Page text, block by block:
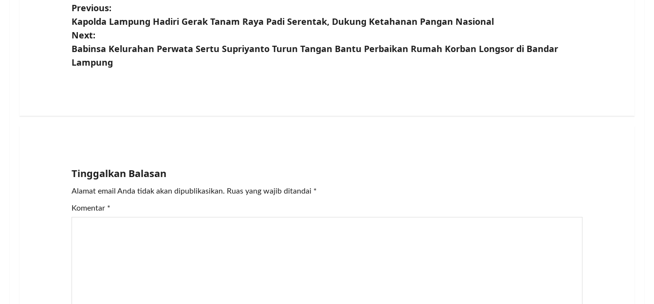
P
o
s
t
g
a
t
Previous:
Kapolda Lampung Hadiri Gerak Tanam Raya Padi Serentak, Dukung Ketahanan Pangan Nasional
Next:
Babinsa Kelurahan Perwata Sertu Supriyanto Turun Tangan Bantu Perbaikan Rumah Korban Longsor di Bandar
Lampung
Tinggalkan Balasan
Alamat email Anda tidak akan dipublikasikan. Ruas yang wajib ditandai *
Komentar *